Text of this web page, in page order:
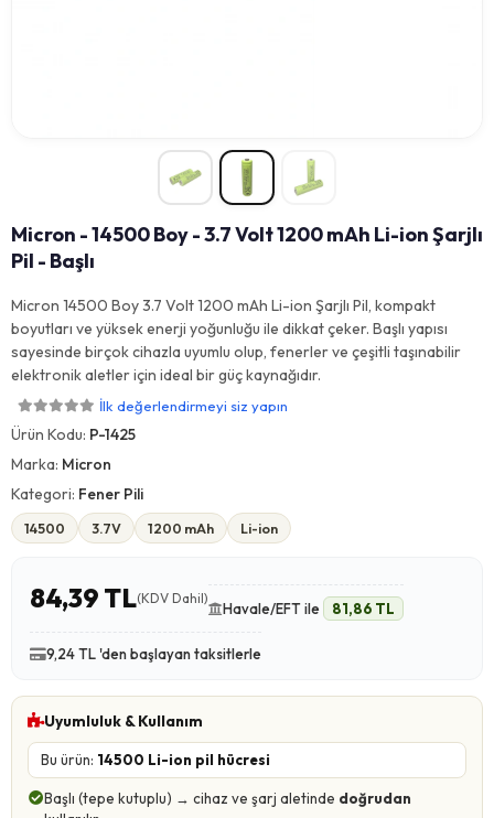
Micron - 14500 Boy - 3.7 Volt 1200 mAh Li-ion Şarjlı
Pil - Başlı
Micron 14500 Boy 3.7 Volt 1200 mAh Li-ion Şarjlı Pil, kompakt
boyutları ve yüksek enerji yoğunluğu ile dikkat çeker. Başlı yapısı
sayesinde birçok cihazla uyumlu olup, fenerler ve çeşitli taşınabilir
elektronik aletler için ideal bir güç kaynağıdır.
İlk değerlendirmeyi siz yapın
Ürün Kodu: P-1425
Marka: Micron
Kategori: Fener Pili
14500 3.7V 1200 mAh Li-ion
84,39 TL(KDV Dahil)
Havale/EFT ile 81,86 TL
9,24 TL 'den başlayan taksitlerle
Uyumluluk & Kullanım
Bu ürün: 14500 Li-ion pil hücresi
Başlı (tepe kutuplu) → cihaz ve şarj aletinde doğrudan